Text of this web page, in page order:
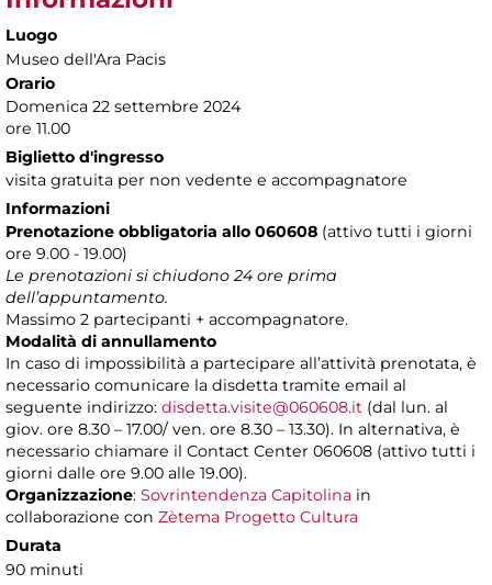
Luogo
Museo dell'Ara Pacis
Orario
Domenica 22 settembre 2024
ore 11.00
Biglietto d'ingresso
visita gratuita per non vedente e accompagnatore
Informazioni
Prenotazione obbligatoria allo 060608 (attivo tutti i giorni
ore 9.00 - 19.00)
Le prenotazioni si chiudono 24 ore prima
dell’appuntamento.
Massimo 2 partecipanti + accompagnatore.
Modalità di annullamento
In caso di impossibilità a partecipare all’attività prenotata, è
necessario comunicare la disdetta tramite email al
seguente indirizzo: disdetta.visite@060608.it (dal lun. al
giov. ore 8.30 – 17.00/ ven. ore 8.30 – 13.30). In alternativa, è
necessario chiamare il Contact Center 060608 (attivo tutti i
giorni dalle ore 9.00 alle 19.00).
Organizzazione: Sovrintendenza Capitolina in
collaborazione con Zètema Progetto Cultura
Durata
90 minuti